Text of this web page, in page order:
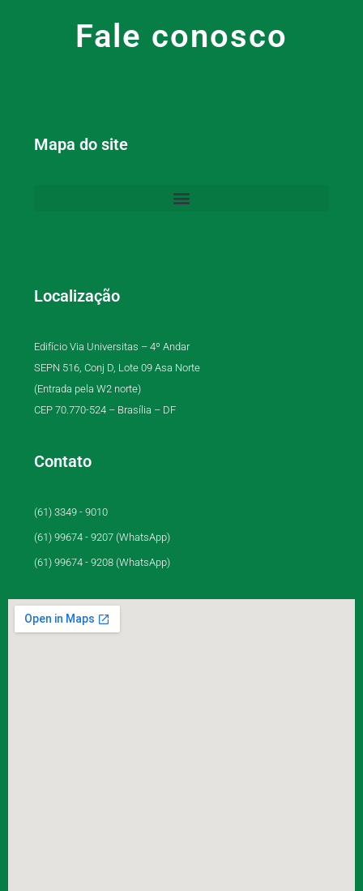
Fale conosco
Mapa do site
Localização
Edifício Via Universitas – 4º Andar
SEPN 516, Conj D, Lote 09 Asa Norte
(Entrada pela W2 norte)
CEP 70.770-524 – Brasília – DF
Contato
(61) 3349 - 9010
(61) 99674 - 9207 (WhatsApp)
(61) 99674 - 9208 (WhatsApp)